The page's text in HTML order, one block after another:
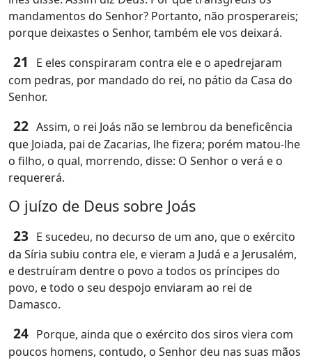
mandamentos do Senhor? Portanto, não prosperareis;
porque deixastes o Senhor, também ele vos deixará.
21
E eles conspiraram contra ele e o apedrejaram
com pedras, por mandado do rei, no pátio da Casa do
Senhor.
22 Assim, o rei Joás não se lembrou da beneficência
que Joiada, pai de Zacarias, lhe fizera; porém matou-lhe
o filho, o qual, morrendo, disse: O Senhor o verá e o
requererá.
O juízo de Deus sobre Joás
23 E sucedeu, no decurso de um ano, que o exército
da Síria subiu contra ele, e vieram a Judá e a Jerusalém,
e destruíram dentre o povo a todos os príncipes do
povo, e todo o seu despojo enviaram ao rei de
Damasco.
24 Porque, ainda que o exército dos siros viera com
poucos homens, contudo, o Senhor deu nas suas mãos